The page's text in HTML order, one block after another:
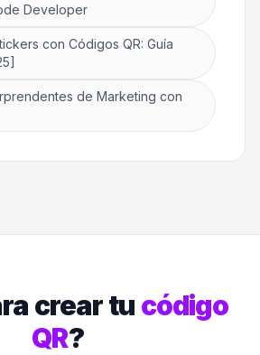
Developer
con Códigos QR: Guía
de Marketing con
crear tu código
QR?